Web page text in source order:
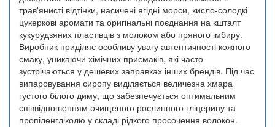
трав'янисті відтінки, насичені ягідні морси, кисло-солодкі
цукеркові аромати та оригінальні поєднання на кшталт
кукурудзяних пластівців з молоком або пряного імбиру.
Виробник приділяє особливу увагу автентичності кожного
смаку, уникаючи хімічних присмаків, які часто
зустрічаються у дешевих заправках інших брендів. Під час
випаровування сиропу виділяється величезна хмара
густого білого диму, що забезпечується оптимальним
співвідношенням очищеного рослинного гліцерину та
пропіленгліколю у складі рідкого просочення волокон.